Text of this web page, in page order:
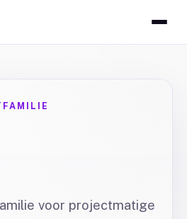
voor projectmatige